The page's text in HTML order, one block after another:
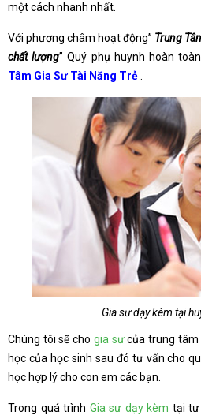
một cách nhanh nhất.
Với phương châm hoạt động” Trung
chất lượng” Quý phụ huynh hoàn
Tâm Gia Sư Tài Năng Trẻ
Gia sư dạy kèm tại
Chúng tôi sẽ cho gia sưcủa trung tâm
học của học sinh sau đó tư vấn cho
học hợp lý cho con em các bạn.
Trong quá trình Gia sư dạy kèm tại tư